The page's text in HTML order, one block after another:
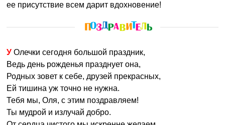
ее присутствие всем дарит вдохновение!
У Олечки сегодня большой праздник,
Ведь день рожденья празднует она,
Родных зовет к себе, друзей прекрасных,
Ей тишина уж точно не нужна.
Тебя мы, Оля, с этим поздравляем!
Ты мудрой и излучай добро.